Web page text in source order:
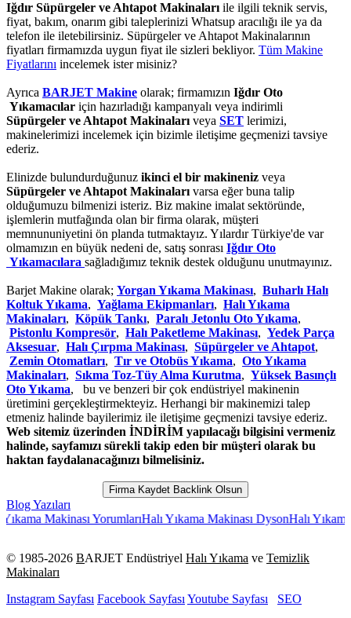
Iğdır Süpürgeler ve Ahtapot Makinalarıile ilgili teknik servis,
fiyat, bakım, onarım gibi taleplerinizi Whatsup aracılığı ile ya da
telefon ile iletebilirsiniz. Süpürgeler ve Ahtapot Makinalarının
fiyatları firmamızda uygun fiyat ile sizleri bekliyor. Tüm Makine
Fiyatlarını incelemek ister misiniz?
Ayrıca BARJET Makine olarak; firmamızın Iğdır Oto
Yıkamacılar için hazırladığı kampanyalı veya indirimli
Süpürgeler ve Ahtapot Makinalarıveya SET lerimizi,
makinelerimizi incelemek için bizimle iletişime geçmenizi tavsiye
ederiz.
Elinizde bulundurduğunuz ikinci el bir makineniz veya
Süpürgeler ve Ahtapot Makinalarıvarsa eğer buna talip
olduğumuzu bilmenizi isteriz. Biz makine imalat sektöründe,
işlemlerin mutfağında olan bir firma olarak, müşteri
memnununiyetini ön planda tutmaktayız. Yılardır Türkiye'de var
olmamızın en büyük nedeni de, satış sonrası Iğdır Oto
Yıkamacılara sağladığımız teknik destek olduğunu unutmayınız.
Barjet Makine olarak; Yorgan Yıkama Makinası, Buharlı Halı
Koltuk Yıkama, Yağlama Ekipmanları, Halı Yıkama
Makinaları, Köpük Tankı, Paralı Jetonlu Oto Yıkama,
Pistonlu Kompresör, Halı Paketleme Makinası, Yedek Parça
Aksesuar, Halı Çırpma Makinası, Süpürgeler ve Ahtapot,
Zemin Otomatları, Tır ve Otobüs Yıkama, Oto Yıkama
Makinaları, Sıkma Toz-Tüy Alma Kurutma, Yüksek Basınçlı
Oto Yıkama, bu ve benzeri bir çok endüstriyel makinenin
üretimini gerçekleştirmekteyiz. Herhangi bir makinemizi talep
etmeniz halinde bayilerimiz ile iletişime geçmenizi tavsiye ederiz.
Web sitemiz üzerinden İNDİRİM yapılacağı bilgisini vermeniz
halinde, sayfamızı sürekli takip eden bir müşteri olarak bu
haktan faydalanacağınızı bilmelisiniz.
Firma Kaydet Backlink Olsun
Blog Yazıları
Makinası YorumlarıHalı Yıkama Makinası DysonHalı Yıkama
© 1985-2026 BARJET Endüstriyel Halı Yıkama ve Temizlik
Makinaları
Instagram Sayfası Facebook SayfasıYoutube Sayfası SEO